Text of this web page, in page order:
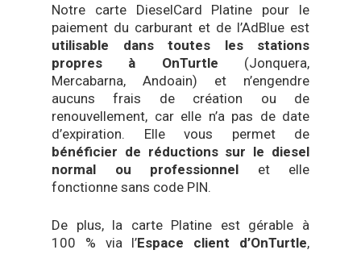
Notre carte DieselCard Platine pour le
paiement du carburant et de l’AdBlue est
utilisable dans toutes les stations
propres à OnTurtle (Jonquera,
Mercabarna, Andoain) et n’engendre
aucuns frais de création ou de
renouvellement, car elle n’a pas de date
d’expiration. Elle vous permet de
bénéficier de réductions sur le diesel
normal ou professionnel et elle
fonctionne sans code PIN.
De plus, la carte Platine est gérable à
100 % via l’Espace client d’OnTurtle,